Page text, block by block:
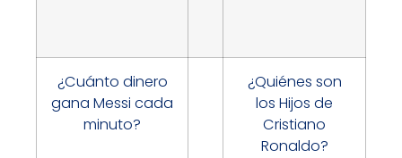
¿Cuánto dinero
gana Messi cada
minuto?
¿Quiénes son
los Hijos de
Cristiano
Ronaldo?